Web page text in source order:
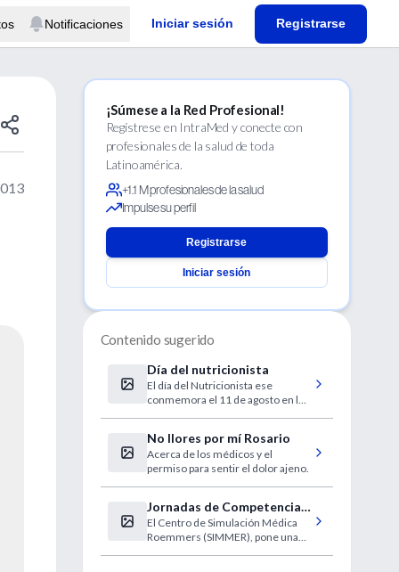
Notificaciones Iniciar sesión Registrarse
¡Súmese a la Red Profesional!
Regístrese en IntraMed y conecte con
profesionales de la salud de toda
Latinoamérica.
+1.1 M profesionales de la salud
Impulse su perfil
Registrarse
Iniciar sesión
Contenido sugerido
Día del nutricionista
El día del Nutricionista ese
conmemora el 11 de agosto en los
No llores por mí Rosario
Acerca de los médicos y el
permiso para sentir el dolor ajeno.
Jornadas de Competencias
Médicas con Simulación
El Centro de Simulación Médica
Roemmers (SIMMER), pone una